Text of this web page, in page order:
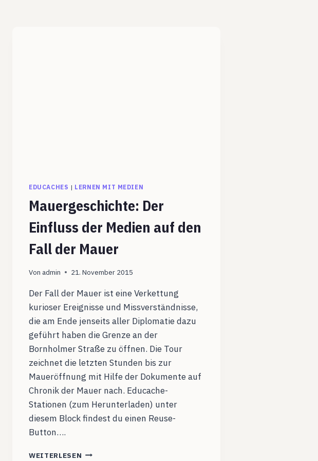
EDUCACHES | LERNEN MIT MEDIEN
Mauergeschichte: Der
Einfluss der Medien auf den
Fall der Mauer
Von admin 21. November 2015
Der Fall der Mauer ist eine Verkettung
kurioser Ereignisse und Missverständnisse,
die am Ende jenseits aller Diplomatie dazu
geführt haben die Grenze an der
Bornholmer Straße zu öffnen. Die Tour
zeichnet die letzten Stunden bis zur
Maueröffnung mit Hilfe der Dokumente auf
Chronik der Mauer nach. Educache-
Stationen (zum Herunterladen) unter
diesem Block findest du einen Reuse-
Button….
WEITERLESEN MAUERGESCHICHTE: